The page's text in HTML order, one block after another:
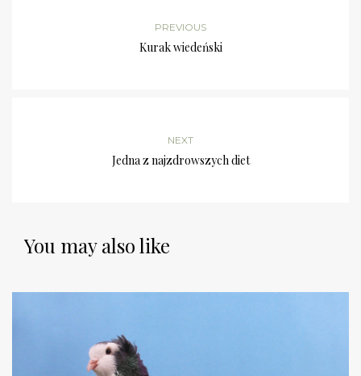
PREVIOUS
Kurak wiedeński
NEXT
Jedna z najzdrowszych diet
You may also like